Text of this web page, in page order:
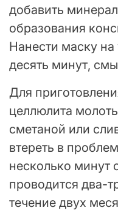
добавить
образования
Нанести маску
десять минут,
Для
целлюлита
сметаной или
втереть в
несколько минут
проводится два-
течение двух